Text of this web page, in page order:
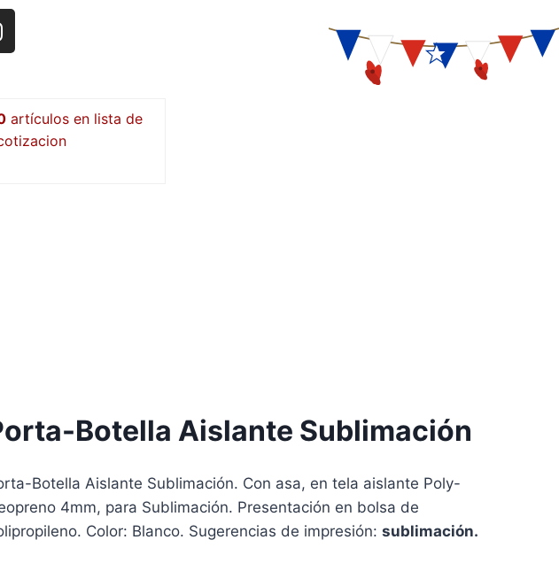
artículos
Botella Aislante Sublimación
Botella Aislante Sublimación. Con asa, en tela aislante Poly-
4mm, para Sublimación. Presentación en bolsa de
Color: Blanco. Sugerencias de impresión: sublimación.